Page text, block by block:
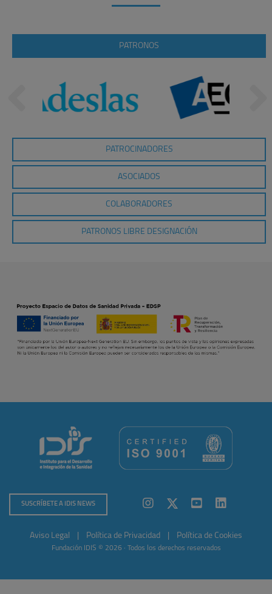
PATRONOS
PATROCINADORES
ASOCIADOS
COLABORADORES
PATRONOS LIBRE DESIGNACIÓN
SUSCRÍBETE A IDIS NEWS
Aviso Legal Política de Privacidad Política de Cookies
Fundación IDIS © 2026 · Todos los derechos reservados